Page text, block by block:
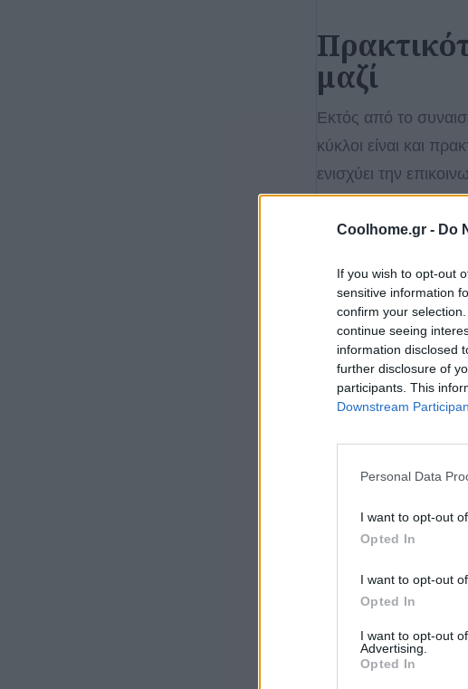
Coolhome.gr - Do
If you wish to opt-out
sensitive information
confirm your
continue seeing
information disclosed
further disclosure of
participants. This
Downstream
Personal Data
I want to opt-out
Opted In
I want to opt-out
Opted In
I want to opt-out
Advertising.
Opted In
μαζί
Εκτός από το
κύκλοι είναι και
ενισχύει την
μπορεί να
φωτιστικό να κάνει
καθρέφτης με
αίσθηση του χώρου.
Δείτε αυτή τη